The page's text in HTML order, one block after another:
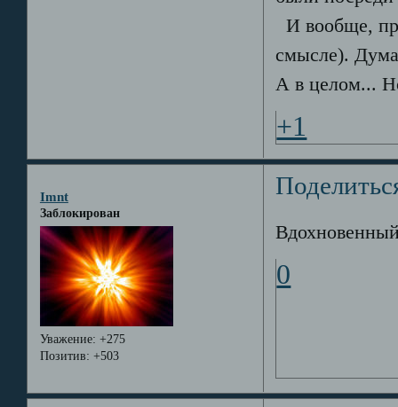
И вообще,
смысле).
А в целом...
+1
Imnt
Заблокирован
Уважение: +275
Позитив: +503
0